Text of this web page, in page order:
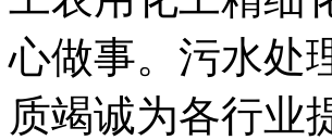
心做事。污水处
质竭诚为各行业